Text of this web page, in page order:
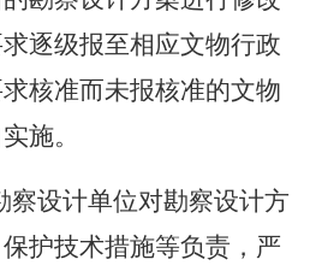
逐级报至相应文物行政
核准而未报核准的文物
施。
察设计单位对勘察设计方
护技术措施等负责，严